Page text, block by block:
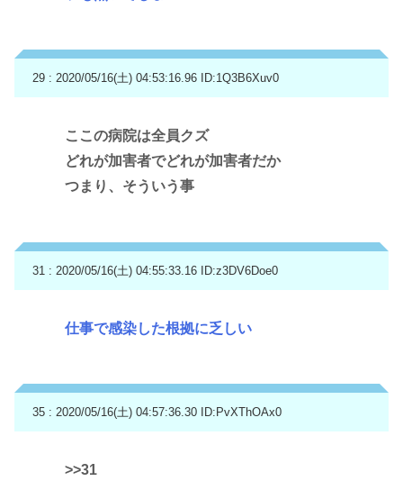
29 : 2020/05/16(土) 04:53:16.96 ID:1Q3B6Xuv0
ここの病院は全員クズ
どれが加害者でどれが加害者だか
つまり、そういう事
31 : 2020/05/16(土) 04:55:33.16 ID:z3DV6Doe0
仕事で感染した根拠に乏しい
35 : 2020/05/16(土) 04:57:36.30 ID:PvXThOAx0
>>31